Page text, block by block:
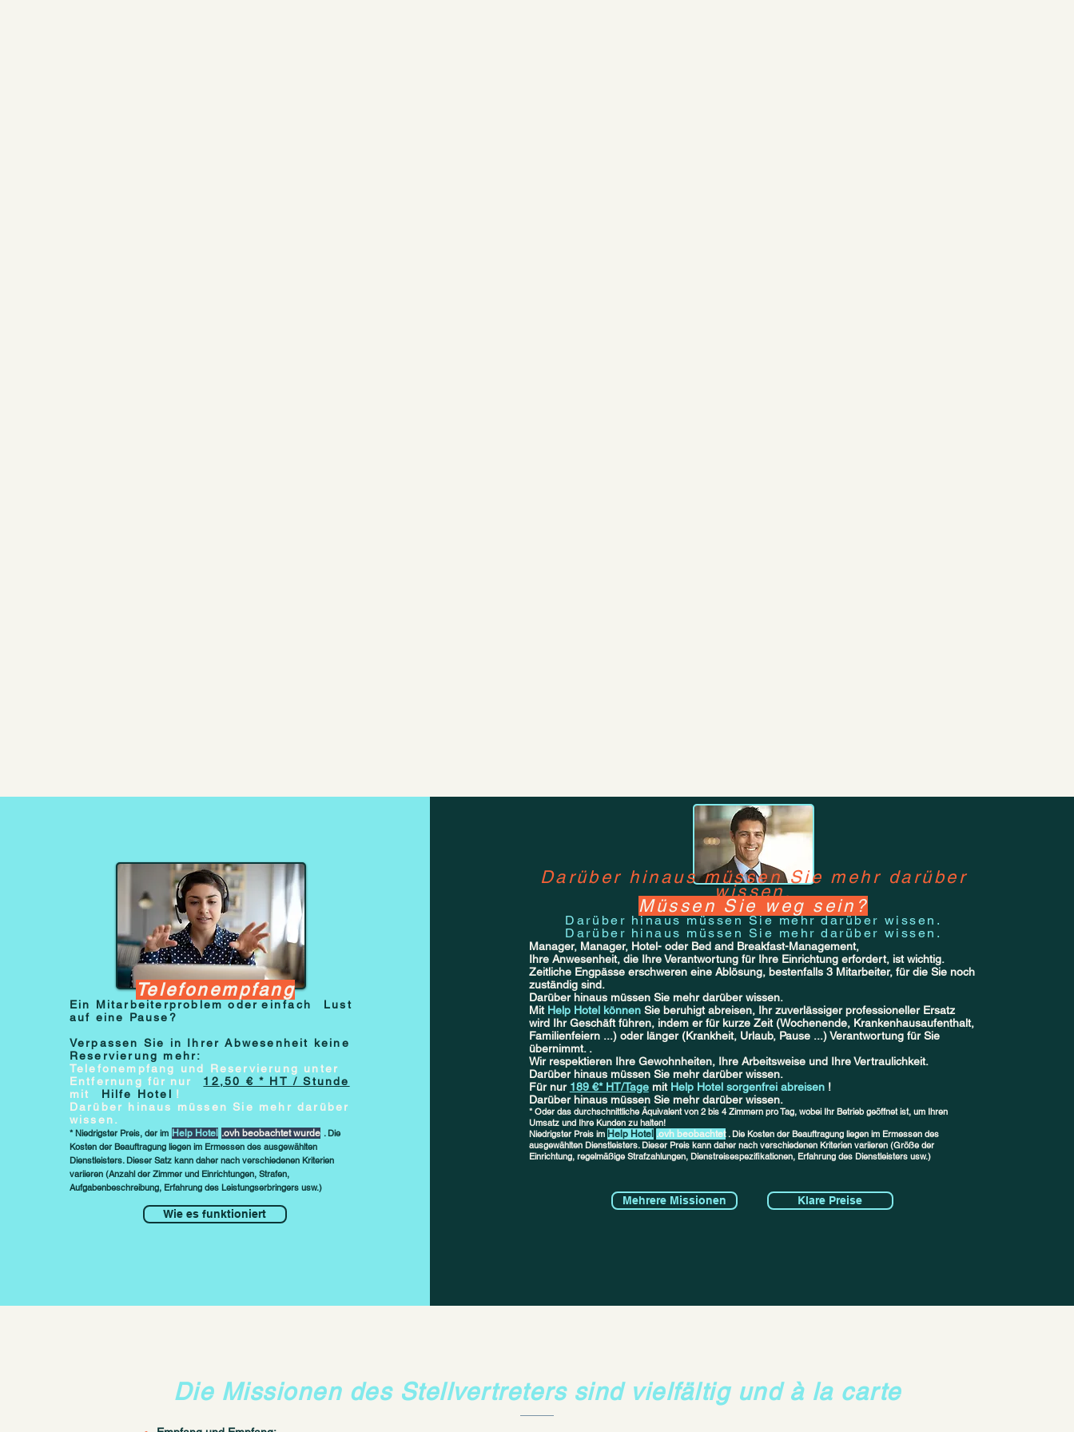
Telefonempfang
Ein Mitarbeiterproblem oder einfach
Lust
auf eine Pause?
Verpassen Sie in Ihrer Abwesenheit keine
Reservierung mehr:
Telefonempfang und Reservierung unter
Entfernung für nur
12,50 € * HT / Stunde
mit
Hilfe Hotel !
Darüber hinaus müssen Sie mehr darüber
wissen.
* Niedrigster Preis, der im Help Hotel .ovh beobachtet wurde . Die
Kosten der Beauftragung liegen im Ermessen des ausgewählten
Dienstleisters. Dieser Satz kann daher nach verschiedenen Kriterien
variieren (Anzahl der Zimmer und Einrichtungen, Strafen,
Aufgabenbeschreibung, Erfahrung des Leistungserbringers usw.)
Wie es funktioniert
Darüber hinaus müssen Sie mehr darüber
wissen.
Müssen Sie weg sein?
Darüber hinaus müssen Sie mehr darüber wissen.
Darüber hinaus müssen Sie mehr darüber wissen.
Manager, Manager, Hotel- oder Bed and Breakfast-Management,
Ihre Anwesenheit, die Ihre Verantwortung für Ihre Einrichtung erfordert, ist wichtig.
Zeitliche Engpässe erschweren eine Ablösung, bestenfalls 3 Mitarbeiter, für die Sie noch
zuständig sind.
Darüber hinaus müssen Sie mehr darüber wissen.
Mit Help Hotel können Sie beruhigt abreisen, Ihr zuverlässiger professioneller Ersatz
wird Ihr Geschäft führen, indem er für kurze Zeit (Wochenende, Krankenhausaufenthalt,
Familienfeiern ...) oder länger (Krankheit, Urlaub, Pause ...) Verantwortung für Sie
übernimmt. .
Wir respektieren Ihre Gewohnheiten, Ihre Arbeitsweise und Ihre Vertraulichkeit.
Darüber hinaus müssen Sie mehr darüber wissen.
Für nur 189 €* HT/Tage mit Help Hotel sorgenfrei abreisen !
Darüber hinaus müssen Sie mehr darüber wissen.
* Oder das durchschnittliche Äquivalent von 2 bis 4 Zimmern pro Tag, wobei Ihr Betrieb geöffnet ist, um Ihren
Umsatz und Ihre Kunden zu halten!
Niedrigster Preis im Help Hotel .ovh beobachtet . Die Kosten der Beauftragung liegen im Ermessen des
ausgewählten Dienstleisters. Dieser Preis kann daher nach verschiedenen Kriterien variieren (Größe der
Einrichtung, regelmäßige Strafzahlungen, Dienstreisespezifikationen, Erfahrung des Dienstleisters usw.)
Mehrere Missionen Klare Preise
Die Missionen des Stellvertreters sind vielfältig und à la carte